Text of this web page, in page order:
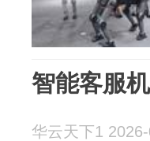
智能客服
华云天下1